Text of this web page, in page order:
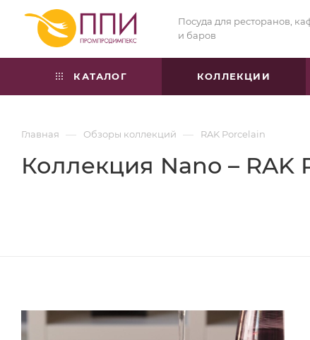
Посуда для ресторанов,
и баров
КАТАЛОГ КОЛЛЕКЦИИ
Главная — Обзоры коллекций — RAK Porcelain
Коллекция Nano – RAK